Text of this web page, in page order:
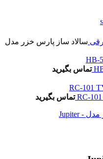
سالاد ساز پارس خزر مدل
تماس بگیرید
تماس بگیرید